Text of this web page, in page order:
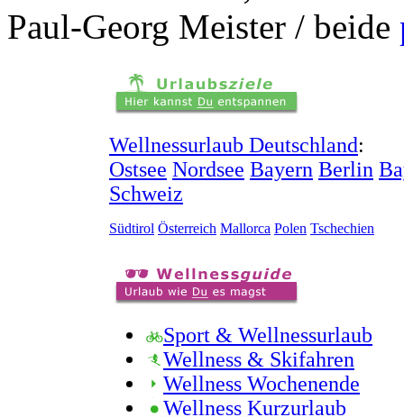
Paul-Georg Meister / beide
Wellnessurlaub Deutschland:
Ostsee Nordsee Bayern Berlin
Schweiz
Südtirol Österreich Mallorca Polen Tschechien
Sport & Wellnessurlaub
Wellness & Skifahren
Wellness Wochenende
Wellness Kurzurlaub